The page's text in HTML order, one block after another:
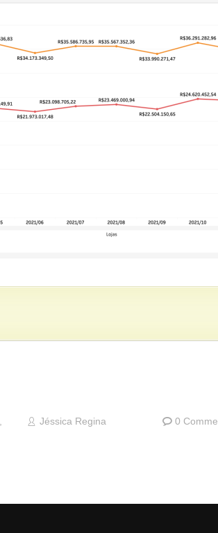
,
Jéssica Regina 0